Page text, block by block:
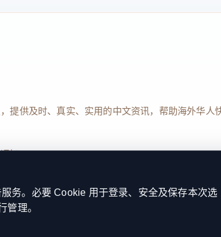
提供及时、真实、实用的中文资讯，帮助海外华人
知
容透明度、联系方式与用户权利说明，以提升品牌
务。必要 Cookie 用于登录、安全及保存本次选
管理。